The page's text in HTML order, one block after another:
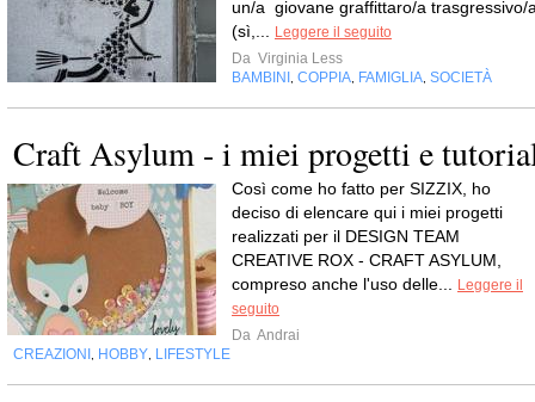
un/a giovane graffittaro/a trasgressivo/
(sì,...
Leggere il seguito
Da Virginia Less
BAMBINI
COPPIA FAMIGLIA SOCIETÀ
Craft Asylum - i miei progetti e
Così come ho fatto per SIZZIX, ho
deciso di elencare qui i miei progetti
realizzati per il DESIGN TEAM
CREATIVE ROX - CRAFT ASYLUM,
compreso anche l'uso delle...
Leggere il
seguito
Da Andrai
CREAZIONI
HOBBY LIFESTYLE